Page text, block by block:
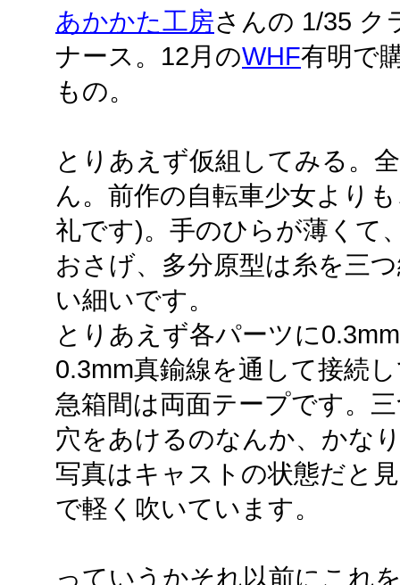
あかかた工房さんの 1/35 ク
ナース。12月のWHF有明で
もの。
とりあえず仮組してみる。
ん。前作の自転車少女より
礼です)。手のひらが薄くて
おさげ、多分原型は糸を三
い細いです。
とりあえず各パーツに
0.3mm真鍮線を通して接続
急箱間は両面テープです。
穴をあけるのなんか、かな
写真はキャストの状態だと
で軽く吹いています。
っていうかそれ以前にこれ